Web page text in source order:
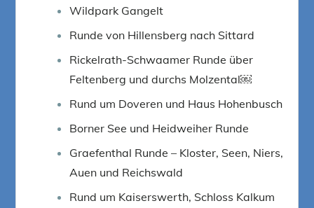
Wildpark Gangelt
Runde von Hillensberg nach Sittard
Rickelrath-Schwaamer Runde über
Feltenberg und durchs Molzental￼
Rund um Doveren und Haus Hohenbusch
Borner See und Heidweiher Runde
Graefenthal Runde – Kloster, Seen, Niers,
Auen und Reichswald
Rund um Kaiserswerth, Schloss Kalkum